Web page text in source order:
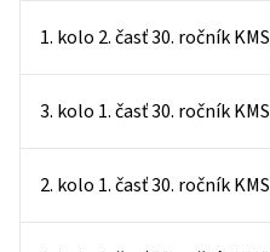
1. kolo 2. časť 30. ročník KMS
3. kolo 1. časť 30. ročník KMS
2. kolo 1. časť 30. ročník KMS